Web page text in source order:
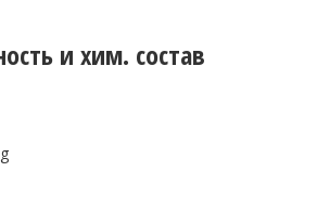
и хим. состав